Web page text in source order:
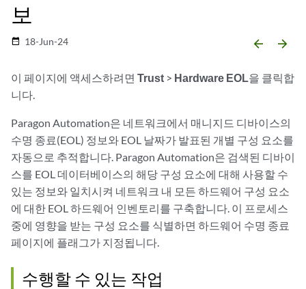
보
date_range 18-Jun-24 arrow_backward arrow_forward
이 페이지에 액세스하려면 Trust > Hardware EOL을 클릭합
니다.
Paragon Automation은 네트워크에서 매니지드 디바이스의
수명 종료(EOL) 정보와 EOL 날짜가 발표된 개별 구성 요소를
자동으로 추적합니다. Paragon Automation은 검색된 디바이
스를 EOL 데이터베이스의 해당 구성 요소에 대해 사용할 수
있는 정보와 일치시켜 네트워크 내 모든 하드웨어 구성 요소
에 대한 EOL 하드웨어 인벤토리를 구축합니다. 이 프로세스
중에 영향을 받는 구성 요소를 식별하면 하드웨어 수명 종료
페이지에 플래그가 지정됩니다.
수행할 수 있는 작업